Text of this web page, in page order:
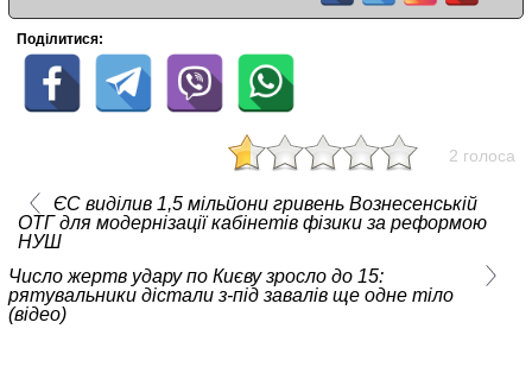
Поділитися:
2 голоса
ЄС виділив 1,5 мільйони гривень Вознесенській
ОТГ для модернізації кабінетів фізики за реформою
НУШ
Число жертв удару по Києву зросло до 15:
рятувальники дістали з-під завалів ще одне тіло
(відео)